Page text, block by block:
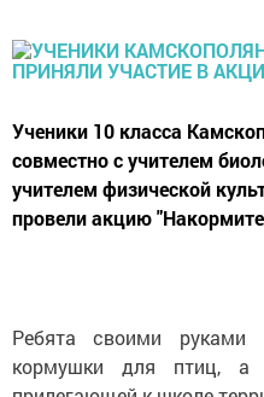
Ученики 10 класса
совместно с учителем
учителем физической
провели акцию
Ребята своими руками
кормушки для птиц, а